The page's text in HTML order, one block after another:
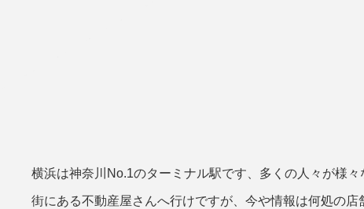
横浜は神奈川No.1のターミナル駅です、多くの人々が様
街にある不動産屋さんへ行けですが、今や情報は何処の